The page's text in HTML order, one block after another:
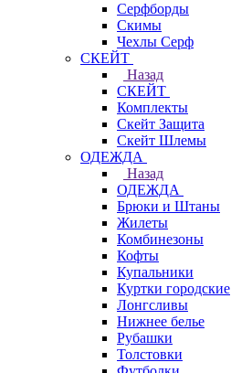
Серфборды
Скимы
Чехлы Cерф
СКЕЙТ
Назад
СКЕЙТ
Комплекты
Скейт Защита
Скейт Шлемы
ОДЕЖДА
Назад
ОДЕЖДА
Брюки и Штаны
Жилеты
Комбинезоны
Кофты
Купальники
Куртки городские
Лонгсливы
Нижнее белье
Рубашки
Толстовки